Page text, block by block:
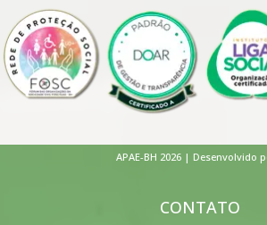
APAE-BH 2026 | Desenvolvido
CONTATO